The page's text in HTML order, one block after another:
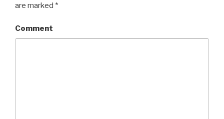
are marked *
Comment